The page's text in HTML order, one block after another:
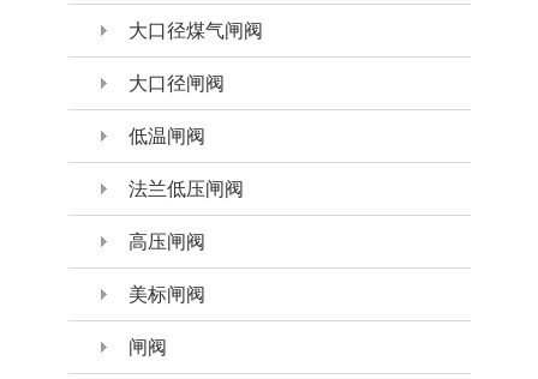
大口径煤气闸阀
大口径闸阀
低温闸阀
法兰低压闸阀
高压闸阀
美标闸阀
闸阀